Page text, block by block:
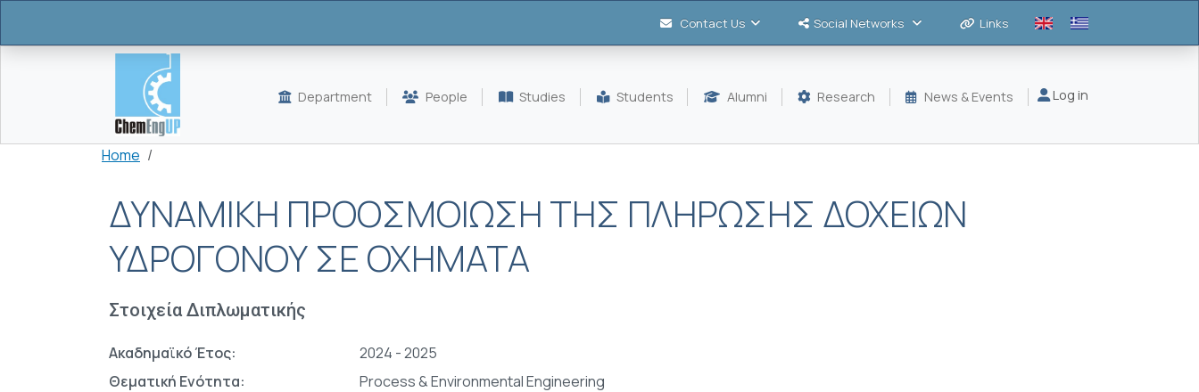
Contact Us Social Networks Links
Department People Studies Students Alumni Research News & Events Log in
Breadcrumb
Home
ΔΥΝΑΜΙΚΗ ΠΡΟΟΣΜΟΙΩΣΗ ΤΗΣ ΠΛΗΡΩΣΗΣ ΔΟΧΕΙΩΝ
ΥΔΡΟΓΟΝΟΥ ΣΕ ΟΧΗΜΑΤΑ
Στοιχεία Διπλωματικής
Ακαδημαϊκό Έτος:
2024 - 2025
Θεματική Ενότητα:
Process & Environmental Engineering